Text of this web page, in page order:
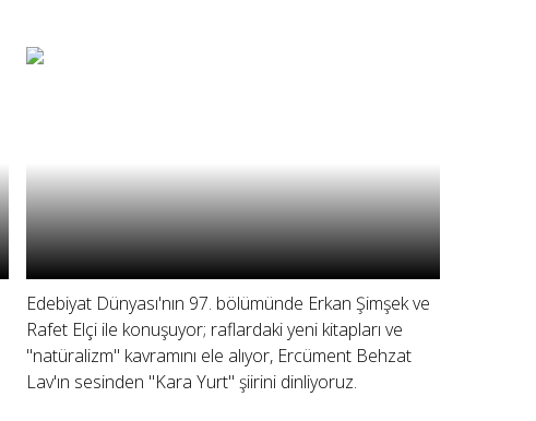
Edebiyat Dünyası'nın 97. bölümünde Erkan Şimşek ve
Rafet Elçi ile konuşuyor; raflardaki yeni kitapları ve
"natüralizm" kavramını ele alıyor, Ercüment Behzat
Lav'ın sesinden "Kara Yurt" şiirini dinliyoruz.